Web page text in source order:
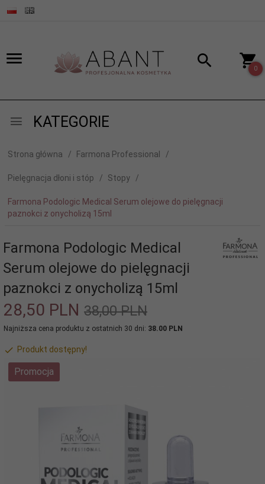
0
KATEGORIE
Strona główna Farmona Professional
Pielęgnacja dłoni i stóp Stopy
Farmona Podologic Medical Serum olejowe do pielęgnacji
paznokci z onycholizą 15ml
Farmona Podologic Medical
Serum olejowe do pielęgnacji
paznokci z onycholizą 15ml
28,50 PLN 38,00 PLN
Najniższa cena produktu z ostatnich 30 dni: 38.00 PLN
Produkt dostępny!
Promocja